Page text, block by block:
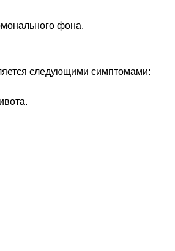
фона.
следующими симптомами: